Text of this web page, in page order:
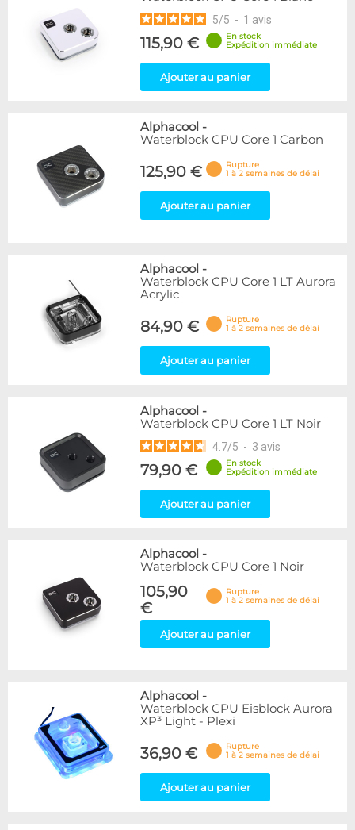
5/5 - 1 avis
115,90 €
En stock
Expédition immédiate
Ajouter au panier
Alphacool -
Waterblock CPU Core 1 Carbon
125,90 €
Rupture
1 à 2 semaines de délai
Ajouter au panier
Alphacool -
Waterblock CPU Core 1 LT Aurora
Acrylic
84,90 €
Rupture
1 à 2 semaines de délai
Ajouter au panier
Alphacool -
Waterblock CPU Core 1 LT Noir
4.7/5 - 3 avis
79,90 €
En stock
Expédition immédiate
Ajouter au panier
Alphacool -
Waterblock CPU Core 1 Noir
105,90
€
Rupture
1 à 2 semaines de délai
Ajouter au panier
Alphacool -
Waterblock CPU Eisblock Aurora
XP³ Light - Plexi
36,90 €
Rupture
1 à 2 semaines de délai
Ajouter au panier